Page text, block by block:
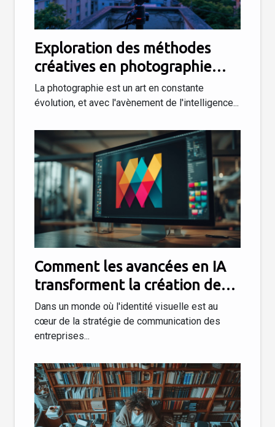
Exploration des méthodes
créatives en photographie
assistée par IA
La photographie est un art en constante
évolution, et avec l'avènement de l'intelligence...
Comment les avancées en IA
transforment la création de
logos
Dans un monde où l'identité visuelle est au
cœur de la stratégie de communication des
entreprises...